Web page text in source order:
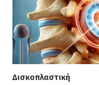
Δισκοπλαστική